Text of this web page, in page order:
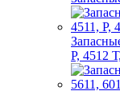
P, 4512